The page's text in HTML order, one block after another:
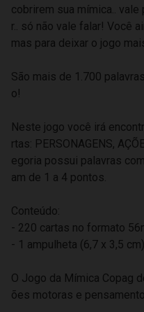
cobrirem sua mímica.. vale
r.. só não vale falar! Você
mas para deixar o jogo
São mais de 1.700
o!
Neste jogo você irá
rtas: PERSONAGENS,
egoria possui palavras
am de 1 a 4 pontos.
Conteúdo:
- 220 cartas no formato
- 1 ampulheta (6,7 x 3,5 cm)
O Jogo da Mímica Copag
ões motoras e